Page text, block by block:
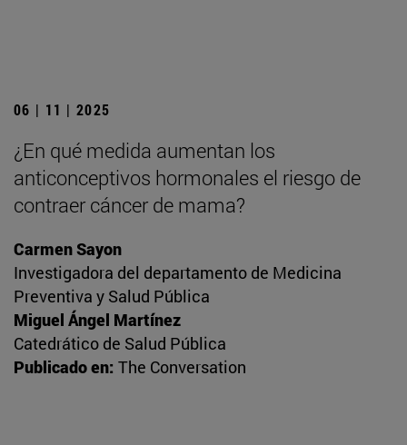
06 | 11 | 2025
¿En qué medida aumentan los
anticonceptivos hormonales el riesgo de
contraer cáncer de mama?
Carmen Sayon
Investigadora del departamento de Medicina
Preventiva y Salud Pública
Miguel Ángel Martínez
Catedrático de Salud Pública
Publicado en: The Conversation